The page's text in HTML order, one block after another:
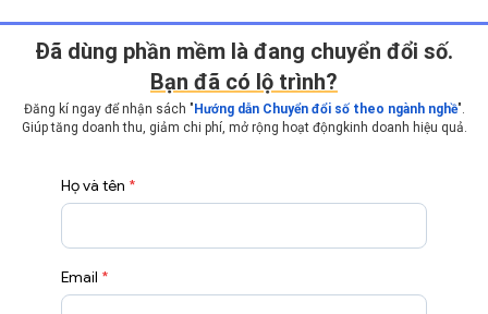
Ðã dùng phần mềm là đang chuyển đổi số.
Bạn đã có lộ trình?
Đăng kí ngay để nhận sách " Hướng dẫn Chuyển đổi số theo ngành nghề".
Giúp tăng doanh thu, giảm chi phí, mở rộng hoạt động kinh doanh hiệu quả.
Họ và tên *
Email *